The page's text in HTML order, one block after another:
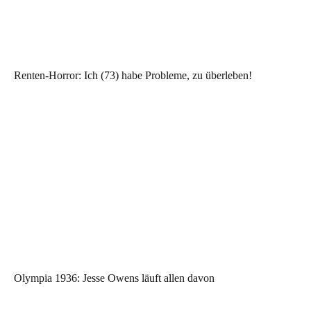
Renten-Horror: Ich (73) habe Probleme, zu überleben!
Olympia 1936: Jesse Owens läuft allen davon